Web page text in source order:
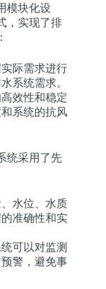
模块化设
，实现了排
际需求进行
系统需求。
效性和稳定
系统的抗风
统采用了先
水位、水质
准确性和实
可以对监测
警，避免事